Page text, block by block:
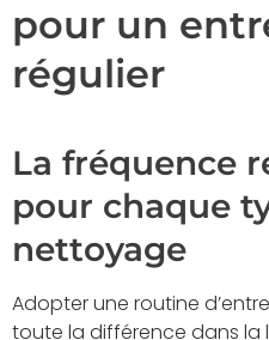
pour un
régulier
La fréquence
pour chaque
nettoyage
Adopter une routine
toute la différence dans la